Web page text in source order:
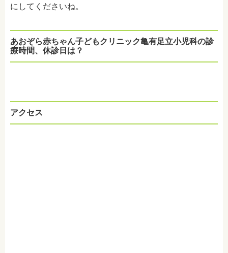
にしてくださいね。
あおぞら赤ちゃん子どもクリニック亀有足立小児科の診
療時間、休診日は？
アクセス